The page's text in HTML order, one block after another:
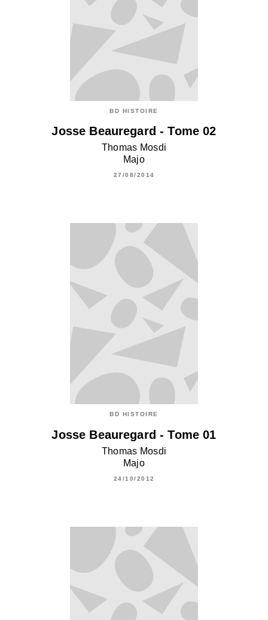
BD HISTOIRE
Josse Beauregard - Tome 02
Thomas Mosdi
Majo
27/08/2014
BD HISTOIRE
Josse Beauregard - Tome 01
Thomas Mosdi
Majo
24/10/2012